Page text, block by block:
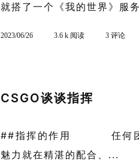
就搭了一个《我的世界》服
2023/06/26 3.6 k 阅读 3 评论
CSGO谈谈指挥
##指挥的作用 任何团队
魅力就在精湛的配合、...